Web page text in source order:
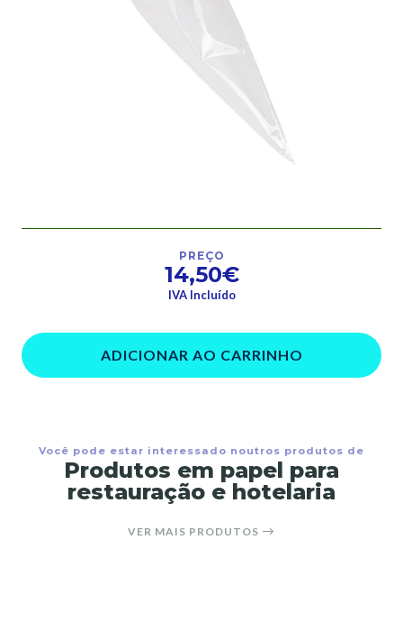
PREÇO
14,50€
IVA Incluído
ADICIONAR AO CARRINHO
Você pode estar interessado noutros produtos de
Produtos em papel para
restauração e hotelaria
VER MAIS PRODUTOS